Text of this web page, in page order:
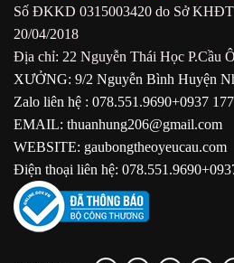
Số ĐKKD 0315003420 do Sở
20/04/2018
Địa chỉ: 22 Nguyễn Thái Học P.Cầu
XƯỞNG: 9/2 Nguyễn Bình Huyện
Zalo liên hệ : 078.551.9690+0937
EMAIL: thuanhung206@gmail.com
WEBSITE: gaubongtheoyeucau.com
Điện thoại liên hệ: